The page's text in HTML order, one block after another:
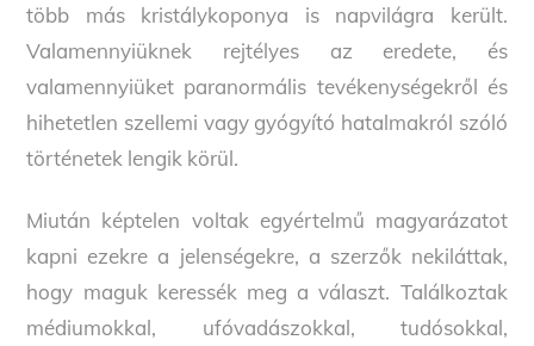
több más kristálykoponya is napvilágra került.
Valamennyiüknek rejtélyes az eredete, és
valamennyiüket paranormális tevékenységekről és
hihetetlen szellemi vagy gyógyító hatalmakról szóló
történetek lengik körül.
Miután képtelen voltak egyértelmű magyarázatot
kapni ezekre a jelenségekre, a szerzők nekiláttak,
hogy maguk keressék meg a választ. Találkoztak
médiumokkal, ufóvadászokkal, tudósokkal,